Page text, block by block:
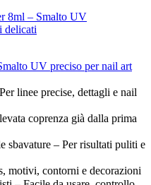
UV preciso per nail art
linee precise, dettagli e nail
coprenza già dalla prima
sbavature – Per risultati puliti e
motivi, contorni e decorazioni